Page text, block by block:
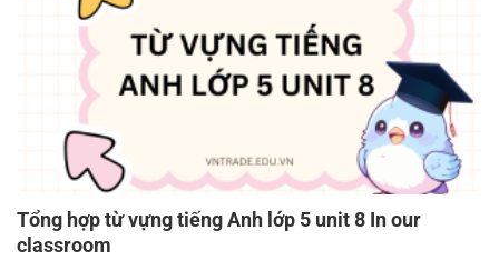
Tổng hợp từ vựng tiếng Anh lớp 5 unit 8 In our
classroom